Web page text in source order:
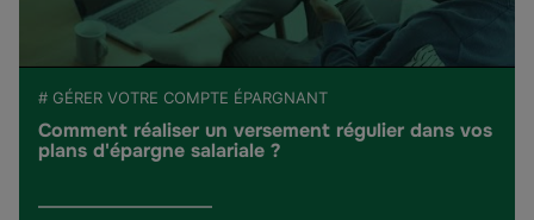
# GÉRER VOTRE COMPTE ÉPARGNANT
Comment réaliser un versement régulier dans vos
plans d'épargne salariale ?